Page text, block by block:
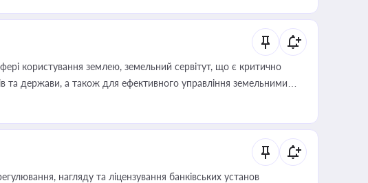
користування землею, земельний сервітут, що є критично
та держави, а також для ефективного управління земельними
нагляду та ліцензування банківських установ